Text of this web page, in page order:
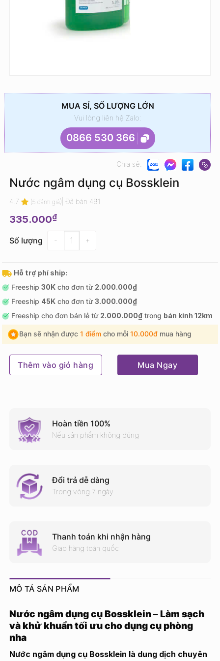
MUA SỈ, SỐ LƯỢNG LỚN
Vui lòng liên hệ Zalo:
0866 530 366
Chia sẻ:
Nước ngâm dụng cụ Bossklein
4.7 (5 đánh giá) Đã bán 491
335.000₫
Số lượng
Số lượng
Hỗ trợ phí ship:
Freeship 30K cho đơn từ 2.000.000₫
Freeship 45K cho đơn từ3.000.000₫
Freeship cho đơn bán lẻ từ 2.000.000₫ trong bán kính 12km
Bạn sẽ nhận được 1 điểm cho mỗi 10.000đ mua hàng
Thêm vào giỏ hàng Mua Ngay
Hoàn tiền 100%
Nếu sản phẩm không đúng
Đổi trả dễ dàng
Trong vòng 7 ngày
Thanh toán khi nhận hàng
Giao hàng toàn quốc
MÔ TẢ SẢN PHẨM
Nước ngâm dụng cụ Bossklein – Làm sạch
và khử khuẩn tối ưu cho dụng cụ phòng
nha
Nước ngâm dụng cụ Bossklein là dung dịch chuyên